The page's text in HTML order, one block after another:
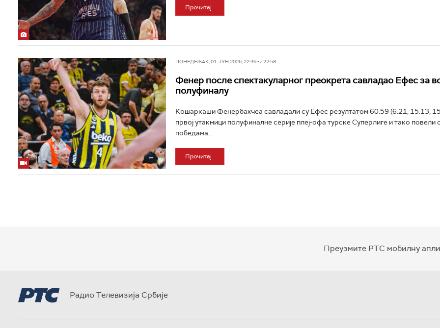
Прочитај
ПОНЕДЕЉАК, 01. ЈУН 2026, 22:46 -> 22:58
Фенер после спектакуларног преокрета савладао Ефес за
полуфиналу
Кошаркаши Фенербахчеа савладали су Ефес резултатом 60:59 (6:21, 15:13,
првој утакмици полуфиналне серије плеј-офа турске Суперлиге и тако повели
победама...
Прочитај
Преузмите РТС мобилну
Радио Телевизија Србије